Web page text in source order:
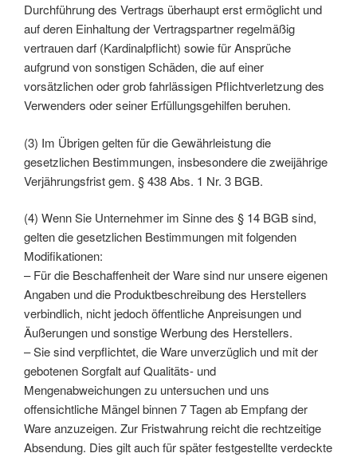
Durchführung des Vertrags überhaupt erst ermöglicht und
auf deren Einhaltung der Vertragspartner regelmäßig
vertrauen darf (Kardinalpflicht) sowie für Ansprüche
aufgrund von sonstigen Schäden, die auf einer
vorsätzlichen oder grob fahrlässigen Pflichtverletzung des
Verwenders oder seiner Erfüllungsgehilfen beruhen.
(3) Im Übrigen gelten für die Gewährleistung die
gesetzlichen Bestimmungen, insbesondere die zweijährige
Verjährungsfrist gem. § 438 Abs. 1 Nr. 3 BGB.
(4) Wenn Sie Unternehmer im Sinne des § 14 BGB sind,
gelten die gesetzlichen Bestimmungen mit folgenden
Modifikationen:
– Für die Beschaffenheit der Ware sind nur unsere eigenen
Angaben und die Produktbeschreibung des Herstellers
verbindlich, nicht jedoch öffentliche Anpreisungen und
Äußerungen und sonstige Werbung des Herstellers.
– Sie sind verpflichtet, die Ware unverzüglich und mit der
gebotenen Sorgfalt auf Qualitäts- und
Mengenabweichungen zu untersuchen und uns
offensichtliche Mängel binnen 7 Tagen ab Empfang der
Ware anzuzeigen. Zur Fristwahrung reicht die rechtzeitige
Absendung. Dies gilt auch für später festgestellte verdeckte